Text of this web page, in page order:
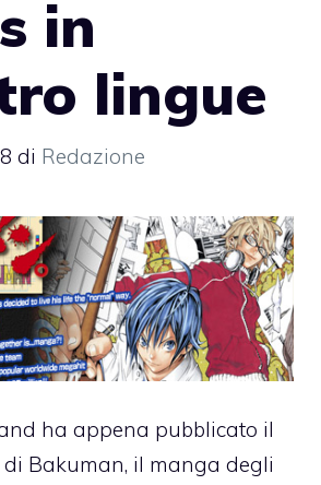
in
lingue
di Redazione
ha appena pubblicato il
Bakuman, il manga degli